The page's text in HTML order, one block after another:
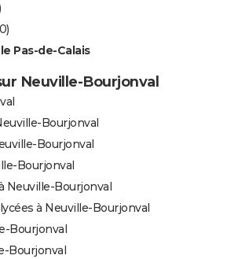
Pas-de-Calais
Neuville-Bourjonval
Bourjonval
Bourjonval
Bourjonval
Neuville-Bourjonval
à Neuville-Bourjonval
Bourjonval
Bourjonval